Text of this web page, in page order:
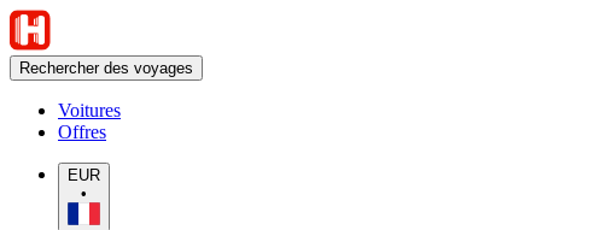
Rechercher des voyages
Voitures
Offres
EUR
•